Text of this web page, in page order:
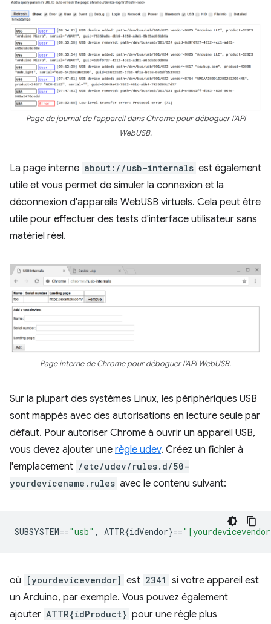
Page de journal de l'appareil dans Chrome pour déboguer l'API
WebUSB.
La page interne about://usb-internals est également
utile et vous permet de simuler la connexion et la
déconnexion d'appareils WebUSB virtuels. Cela peut être
utile pour effectuer des tests d'interface utilisateur sans
matériel réel.
Page interne de Chrome pour déboguer l'API WebUSB.
Sur la plupart des systèmes Linux, les périphériques USB
sont mappés avec des autorisations en lecture seule par
défaut. Pour autoriser Chrome à ouvrir un appareil USB,
vous devez ajouter une règle udev. Créez un fichier à
l'emplacement /etc/udev/rules.d/50-
yourdevicename.rules avec le contenu suivant:
SUBSYSTEM=="usb" , ATTR{idVendor}==
où [yourdevicevendor] est 2341 si votre appareil est
un Arduino, par exemple. Vous pouvez également
ajouter ATTR{idProduct} pour une règle plus